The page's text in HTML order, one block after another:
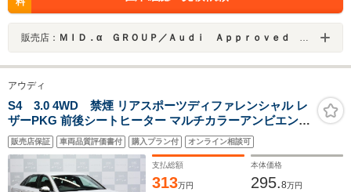
販売店： ＭＩＤ．α ＧＲＯＵＰ／Ａｕｄｉ Ａｐｐｒｏｖｅｄ Ａｕｔｏｍｏｂｉｌｅ さいたま新都心／株式会社ＭＩＤ
アウディ
S4 3.0 4WD 禁煙 リアスポーツディファレンシャル レ
ザーPKG 前後シートヒーター マルチカラーアンビエント
ライト バーチャルCP アシスタンスPKG 360度カメラ マ
トリクスLEDヘッドライト レッドキャリパー
販売店保証 車両品質評価書付 購入プラン付 オンライン相談可
支払総額
313万円
本体価格
295.8万円